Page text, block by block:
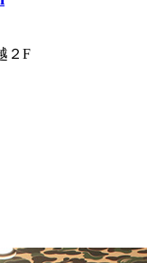
２F